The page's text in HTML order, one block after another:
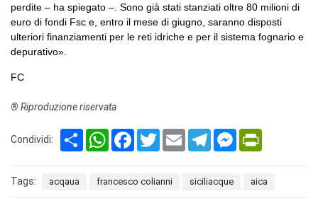
perdite – ha spiegato –. Sono già stati stanziati oltre 80 milioni di
euro di fondi Fsc e, entro il mese di giugno, saranno disposti
ulteriori finanziamenti per le reti idriche e per il sistema fognario e
depurativo».
FC
® Riproduzione riservata
Condividi: Share WhatsAppFacebook
TwitterEmail TelegramMessenger
Tags: acqaua francesco colianni siciliacque aica